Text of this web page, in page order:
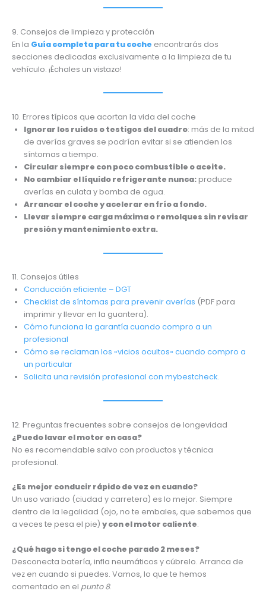
9. Consejos de limpieza y protección
En la Guía completa para tu coche encontrarás dos
secciones dedicadas exclusivamente a la limpieza de tu
vehículo. ¡Échales un vistazo!
10. Errores típicos que acortan la vida del coche
Ignorar los ruidos o testigos del cuadro: más de la mitad
de averías graves se podrían evitar si se atienden los
síntomas a tiempo.
Circular siempre con poco combustible o aceite.
No cambiar el líquido refrigerante nunca:produce
averías en culata y bomba de agua.
Arrancar el coche y acelerar en frío a fondo.
Llevar siempre carga máxima o remolques sin revisar
presión y mantenimiento extra.
11. Consejos útiles
Conducción eficiente – DGT
Checklist de síntomas para prevenir averías (PDF para
imprimir y llevar en la guantera).
Cómo funciona la garantía cuando compro a un
profesional
Cómo se reclaman los «vicios ocultos» cuando compro a
un particular
Solicita una revisión profesional con mybestcheck.
12. Preguntas frecuentes sobre consejos de longevidad
¿Puedo lavar el motor en casa?
No es recomendable salvo con productos y técnica
profesional.
¿Es mejor conducir rápido de vez en cuando?
Un uso variado (ciudad y carretera) es lo mejor. Siempre
dentro de la legalidad (ojo, no te embales, que sabemos que
a veces te pesa el pie) y con el motor caliente.
¿Qué hago si tengo el coche parado 2 meses?
Desconecta batería, infla neumáticos y cúbrelo. Arranca de
vez en cuando si puedes. Vamos, lo que te hemos
comentado en el punto 8.